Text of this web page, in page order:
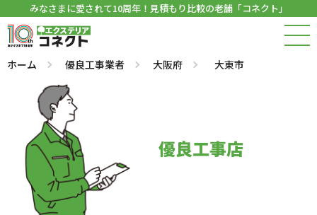
みなさまに愛されて10周年！見積もり比較の老舗「コネクト」
ホーム 優良工事業者 大阪府 大東市
優良工事店